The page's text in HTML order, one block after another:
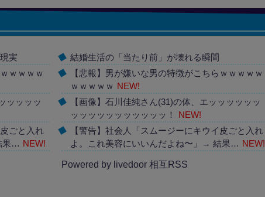
実
ｗｗｗｗ
ッッッッ
ごと入れ
果… NEW!
結婚生活の「当たり前」が壊れる瞬間
【悲報】男が嫌いな男の特徴がこちらｗｗｗｗｗ
ｗｗｗｗｗ
NEW!
【画像】石川佳純さん(31)の体、エッッッッッッ
ッッッッッッッッッッッ！
NEW!
【警告】社会人「スムージーにキウイ皮ごと入れ
よ。これ美容にいいんだよね〜」→ 結果… NEW!
Powered by livedoor 相互RSS